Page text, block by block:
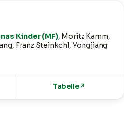
Kinder (MF), Moritz Kamm,
Franz Steinkohl, Yongjiang
Tabelle↗